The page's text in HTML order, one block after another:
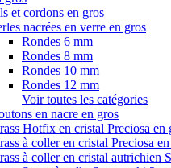
et cordons en gros
nacrées en verre en gros
Rondes 6 mm
Rondes 8 mm
Rondes 10 mm
Rondes 12 mm
Voir toutes les catégories
en nacre en gros
Hotfix en cristal Preciosa en
à coller en cristal Preciosa
à coller en cristal autrichien